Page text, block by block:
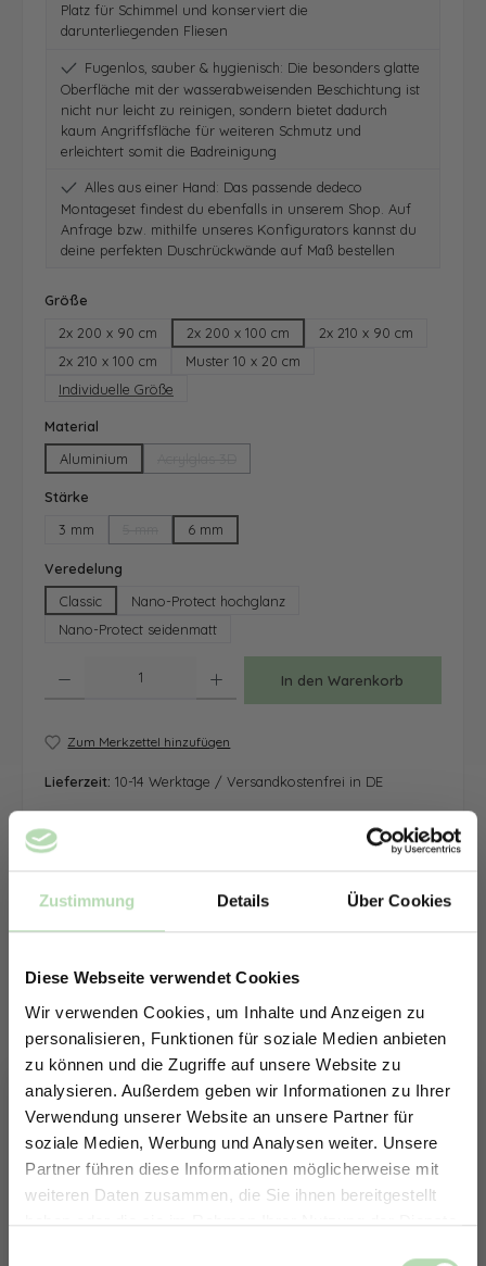
Zustimmung Details Über Cookies
Diese Webseite verwendet Cookies
Wir verwenden Cookies, um Inhalte und Anzeigen zu
personalisieren, Funktionen für soziale Medien anbieten
zu können und die Zugriffe auf unsere Website zu
analysieren. Außerdem geben wir Informationen zu Ihrer
Verwendung unserer Website an unsere Partner für
soziale Medien, Werbung und Analysen weiter. Unsere
Partner führen diese Informationen möglicherweise mit
weiteren Daten zusammen, die Sie ihnen bereitgestellt
haben oder die sie im Rahmen Ihrer Nutzung der Dienste
Platz für Schimmel und konserviert die
darunterliegenden Fliesen
Fugenlos, sauber & hygienisch: Die besonders glatte
Oberfläche mit der wasserabweisenden Beschichtung ist
nicht nur leicht zu reinigen, sondern bietet dadurch
kaum Angriffsfläche für weiteren Schmutz und
erleichtert somit die Badreinigung
Alles aus einer Hand: Das passende dedeco
Montageset findest du ebenfalls in unserem Shop. Auf
Anfrage bzw. mithilfe unseres Konfigurators kannst du
deine perfekten Duschrückwände auf Maß bestellen
Größe
2x 200 x 90 cm
2x 200 x 100 cm
2x 210 x 90 cm
2x 210 x 100 cm
Muster 10 x 20 cm
Individuelle Größe
Material
Aluminium
Stärke
3 mm
(Diese Option ist zurzeit nicht verfügbar.)
6 mm
Veredelung
Classic
Nano-Protect hochglanz
Nano-Protect seidenmatt
In den Warenkorb
Zum Merkzettel hinzufügen
Lieferzeit: 10-14 Werktage / Versandkostenfrei in DE
ERHALTE 5% RABATT AUF
DEINE RÜCKWÄNDE